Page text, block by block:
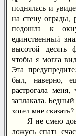
поднялась и
на стену ограды,
подошла к
единственный
высотой десять
чтобы я могла
Эта
был, наверно,
растрогала
заплакала.
хотел мне сказать?
Я не смею
ложусь спать